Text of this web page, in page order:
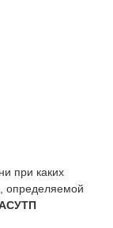
при каких
определяемой